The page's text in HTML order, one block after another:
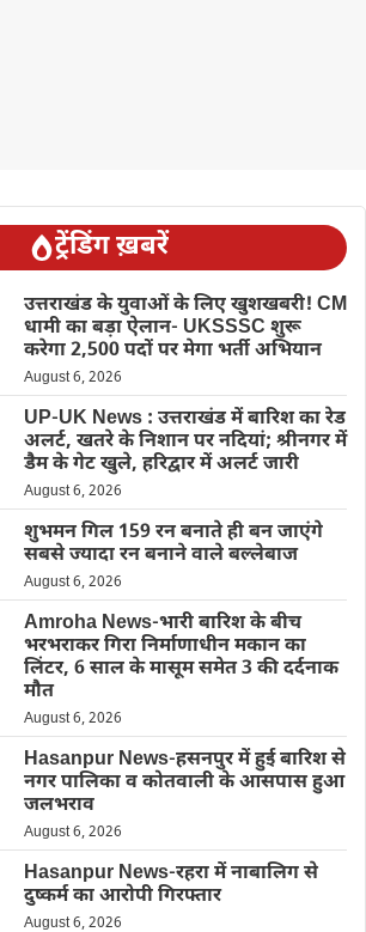
ट्रेंडिंग ख़बरें
उत्तराखंड के युवाओं के लिए खुशखबरी! CM
धामी का बड़ा ऐलान- UKSSSC शुरू
करेगा 2,500 पदों पर मेगा भर्ती अभियान
August 6, 2026
UP-UK News : उत्तराखंड में बारिश का रेड
अलर्ट, खतरे के निशान पर नदियां; श्रीनगर में
डैम के गेट खुले, हरिद्वार में अलर्ट जारी
August 6, 2026
शुभमन गिल 159 रन बनाते ही बन जाएंगे
सबसे ज्यादा रन बनाने वाले बल्लेबाज
August 6, 2026
Amroha News-भारी बारिश के बीच
भरभराकर गिरा निर्माणाधीन मकान का
लिंटर, 6 साल के मासूम समेत 3 की दर्दनाक
मौत
August 6, 2026
Hasanpur News-हसनपुर में हुई बारिश से
नगर पालिका व कोतवाली के आसपास हुआ
जलभराव
August 6, 2026
Hasanpur News-रहरा में नाबालिग से
दुष्कर्म का आरोपी गिरफ्तार
August 6, 2026